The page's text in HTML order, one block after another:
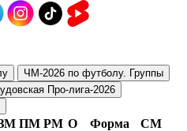
ЧМ-2026 по футболу. Группы
Про-лига-2026
ПМ РМ О Форма
СМ